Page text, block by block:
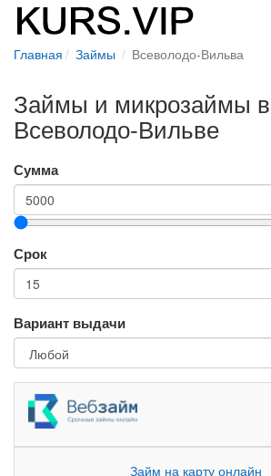
Главная Займы Всеволодо-Вильва
Займы и микрозаймы в
Всеволодо-Вильве
Сумма
Срок
Вариант выдачи
Займ на карту онлайн